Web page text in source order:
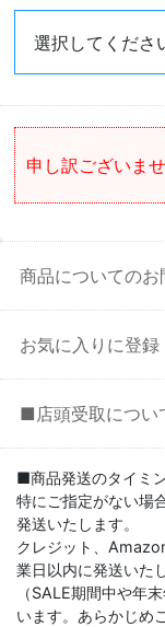
申し訳ございま
商品についてのお
お気に入りに登録
■店頭受取につい
■商品発送のタイミ
特にご指定がない場
発送いたします。
クレジット、
業日以内に発送いた
（SALE期間中や年
います。あらかじめ